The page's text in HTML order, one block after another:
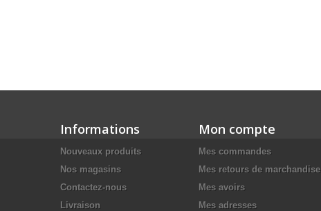
Informations
Nouveaux produits
Nos magasins
Contactez-nous
Livraison
Mon compte
Mes commandes
Mes retours de marchandise
Mes avoirs
Mes adresses